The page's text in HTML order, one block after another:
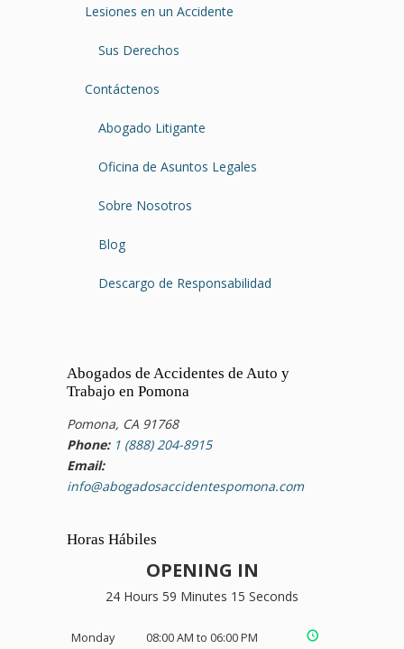
Lesiones en un Accidente
Sus Derechos
Contáctenos
Abogado Litigante
Oficina de Asuntos Legales
Sobre Nosotros
Blog
Descargo de Responsabilidad
Abogados de Accidentes de Auto y
Trabajo en Pomona
Pomona, CA 91768
Phone: 1 (888) 204-8915
Email:
info@abogadosaccidentespomona.com
Horas Hábiles
OPENING IN
24 Hours 59 Minutes 14 Seconds
Monday 08:00 AM to 06:00 PM